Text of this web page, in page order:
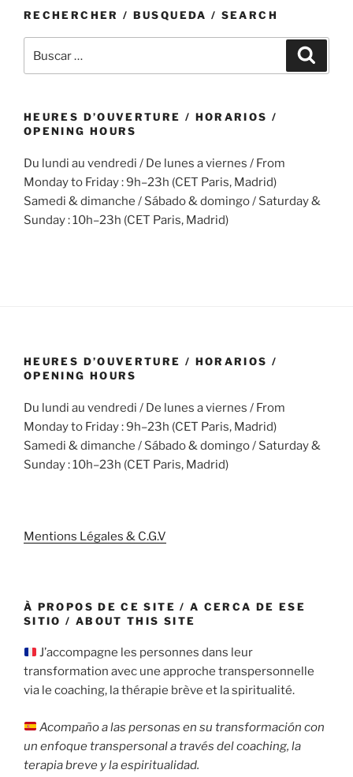
RECHERCHER / BUSQUEDA / SEARCH
por:
HEURES D’OUVERTURE / HORARIOS /
OPENING HOURS
Du lundi au vendredi / De lunes a viernes / From
Monday to Friday : 9h–23h (CET Paris, Madrid)
Samedi & dimanche / Sábado & domingo / Saturday &
Sunday : 10h–23h (CET Paris, Madrid)
HEURES D’OUVERTURE / HORARIOS /
OPENING HOURS
Du lundi au vendredi / De lunes a viernes / From
Monday to Friday : 9h–23h (CET Paris, Madrid)
Samedi & dimanche / Sábado & domingo / Saturday &
Sunday : 10h–23h (CET Paris, Madrid)
Mentions Légales & C.G.V
À PROPOS DE CE SITE / A CERCA DE ESE
SITIO / ABOUT THIS SITE
J’accompagne les personnes dans leur
transformation avec une approche transpersonnelle
via le coaching, la thérapie brève et la spiritualité.
Acompaño a las personas en su transformación con
un enfoque transpersonal a través del coaching, la
terapia breve y la espiritualidad.